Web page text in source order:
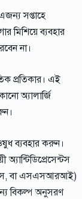
সপ্তাহে
মিশিয়ে ব্যবহার
না।
প্রতিকার। এই
অ্যালার্জি
ব্যবহার করুন।
বা এসএসআরআই)
বিকল্প অনুসরণ